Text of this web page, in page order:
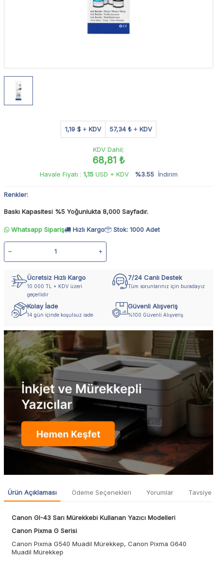
1,19 $ KDV 57,34 ₺ KDV
KDV Dahil;
68,81 ₺
Havale Fiyatı : 1,15USD + KDV %3.55 İndirim
Renkler:
Baskı Kapasitesi %5 Yoğunlukta 8,000 Sayfadır.
Whatsapp Sipariş Hızlı Kargo Stok: 1000 Adet
Ücretsiz Hızlı Kargo
10.000 TL + KDV üzeri
geçerlidir
7/24 Canlı Destek
Tüm sorunlarınız için buradayız
Kolay İade
14 gün içinde koşulsuz iade
Güvenli Alışveriş
%100 Güvenli Alışveriş
Ürün Açıklaması Ödeme Seçenekleri Yorumlar Tavsiye
Canon GI-43 Sarı Mürekkebi Kullanan Yazıcı Modelleri
Canon Pixma G Serisi
Canon Pixma G540 Muadil Mürekkep, Canon Pixma G640
Muadil Mürekkep